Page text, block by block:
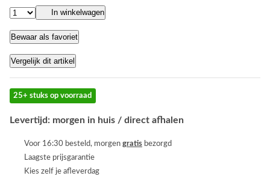
In winkelwagen
Bewaar als favoriet
Vergelijk dit artikel
25+ stuks op voorraad
Levertijd: morgen in huis / direct afhalen
Voor 16:30 besteld, morgen gratis bezorgd
Laagste prijsgarantie
Kies zelf je afleverdag